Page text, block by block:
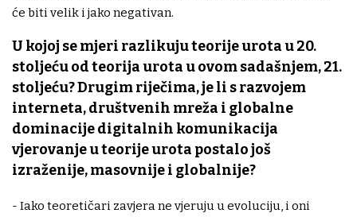
će biti velik i jako negativan.
U kojoj se mjeri razlikuju teorije urota u 20.
stoljeću od teorija urota u ovom sadašnjem, 21.
stoljeću? Drugim riječima, je li s razvojem
interneta, društvenih mreža i globalne
dominacije digitalnih komunikacija
vjerovanje u teorije urota postalo još
izraženije, masovnije i globalnije?
- Iako teoretičari zavjera ne vjeruju u evoluciju, i oni